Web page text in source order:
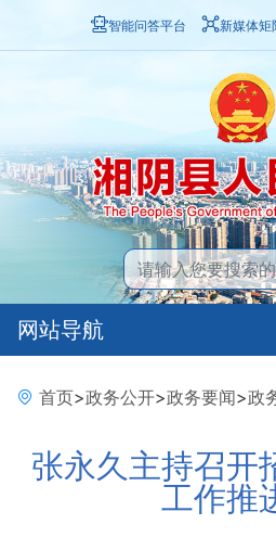
智能问答平台 新媒体矩
网站导航
首页>政务公开>政务要闻>政
张永久主持召开
工作推